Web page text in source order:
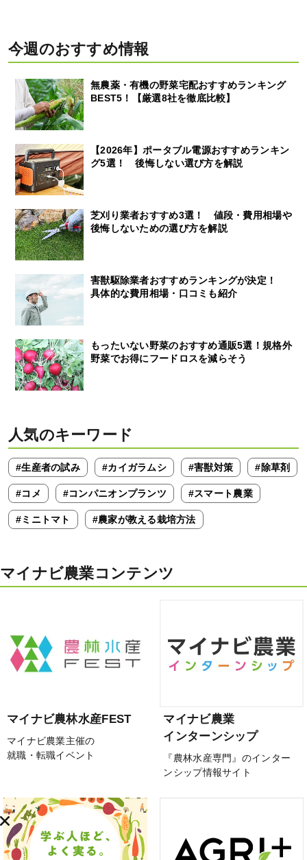
今週のおすすめ情報
無農薬・有機の野菜宅配おすすめランキング
BEST5！【厳選8社を徹底比較】
【2026年】ポータブル電源おすすめランキン
グ5選！ 後悔しない選び方を解説
芝刈り業者おすすめ3選！ 値段・費用相場や
後悔しないための選び方を解説
害獣駆除業者おすすめランキングが決定！
具体的な費用相場・口コミも紹介
もったいない野菜のおすすめ通販5選！規格外
野菜でお得にフードロスを減らそう
人気のキーワード
#生産者の試み #カイガラムシ #害獣対策 #除草剤
#コメ #コンパニオンプランツ #スマート農業
#ミニトマト #農家が教える栽培方法
マイナビ農業コンテンツ
マイナビ農林水産FEST
マイナビ農業主催の
就職・転職イベント
マイナビ農業
インターンシップ
『農林水産専門』のインター
ンシップ情報サイト